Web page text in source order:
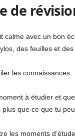
de
calme avec un bon
des feuilles et des
les connaissances.
à étudier et
que ce que tu
les moments